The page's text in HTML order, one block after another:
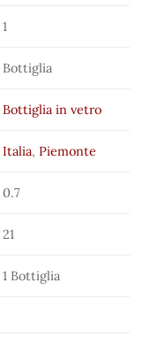
1
Bottiglia
Bottiglia in vetro
Italia,Piemonte
0.7
21
1 Bottiglia